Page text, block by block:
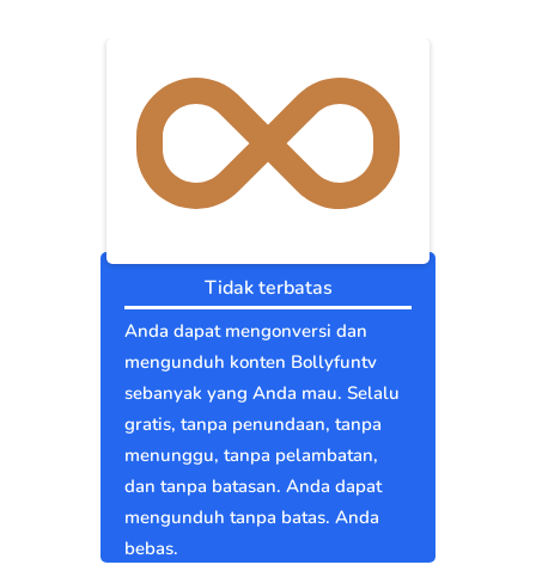
Tidak terbatas
Anda dapat mengonversi dan
mengunduh konten Bollyfuntv
sebanyak yang Anda mau. Selalu
gratis, tanpa penundaan, tanpa
menunggu, tanpa pelambatan,
dan tanpa batasan. Anda dapat
mengunduh tanpa batas. Anda
bebas.